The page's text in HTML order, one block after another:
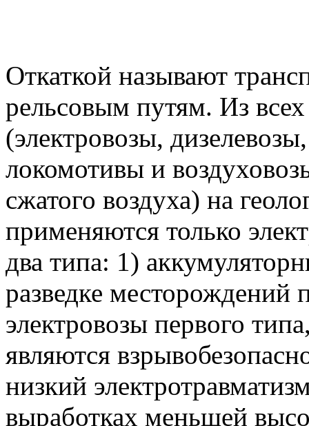
Откаткой называют
рельсовым путям. Из
(электровозы,
локомотивы и
сжатого воздуха) на
применяются только
два типа: 1)
разведке
электровозы первого
являются
низкий
выработках меньшей